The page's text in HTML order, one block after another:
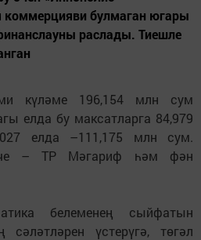
коммерцияви булмаган югары
раслады. Тиешле
күләме 196,154 млн сум
елда бу максатларга 84,979
елда –111,175 млн сум.
– ТР Мәгариф һәм фән
белеменең сыйфатын
сәләтләрен үстерүгә, төгәл